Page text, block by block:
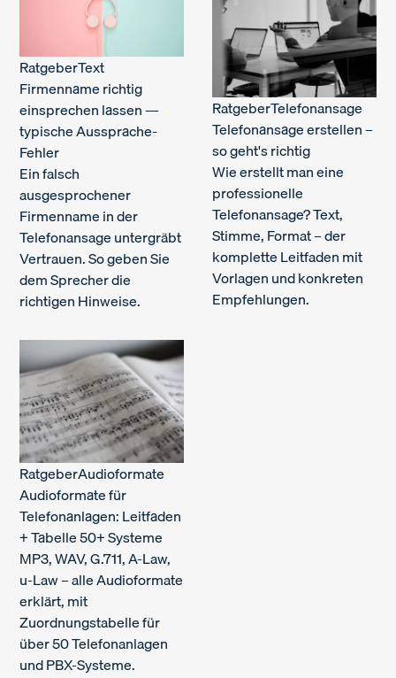
RatgeberText
Firmenname richtig
einsprechen lassen —
typische Aussprache-
Fehler
Ein falsch
ausgesprochener
Firmenname in der
Telefonansage untergräbt
Vertrauen. So geben Sie
dem Sprecher die
richtigen Hinweise.
RatgeberTelefonansage
Telefonansage erstellen –
so geht's richtig
Wie erstellt man eine
professionelle
Telefonansage? Text,
Stimme, Format – der
komplette Leitfaden mit
Vorlagen und konkreten
Empfehlungen.
RatgeberAudioformate
Audioformate für
Telefonanlagen: Leitfaden
+ Tabelle 50+ Systeme
MP3, WAV, G.711, A-Law,
u-Law – alle Audioformate
erklärt, mit
Zuordnungstabelle für
über 50 Telefonanlagen
und PBX-Systeme.